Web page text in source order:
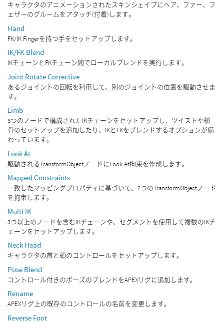
キャラクタのアニメーションされたスキンシェイプにヘア、ファー、フ
ェザーのグルームをアタッチ(付着)します。
Hand
FK/IK Fingerを持つ手をセットアップします。
IK/FK Blend
IKチェーンとFKチェーン間でローカルブレンドを実行します。
Joint Rotate Corrective
あるジョイントの回転を利用して、別のジョイントの位置を駆動させま
す。
Limb
3つのノードで構成されたIKチェーンをセットアップし、ツイストや鎖
骨のセットアップを追加したり、IKとFKをブレンドするオプションが備
わっています。
Look At
駆動されるTransformObjectノードにLook At拘束を作成します。
Mapped Constraints
一致したマッピングプロパティに基づいて、2つのTransformObjectノード
を拘束します。
Multi IK
3つ以上のノードを含むIKチェーンや、セグメントを使用して複数のIKチ
ェーンをセットアップします。
Neck Head
キャラクタの首と頭のコントロールをセットアップします。
Pose Blend
コントロール付きのポーズのブレンドをAPEXリグに追加します。
Rename
APEXリグ上の既存のコントロールの名前を変更します。
Reverse Foot